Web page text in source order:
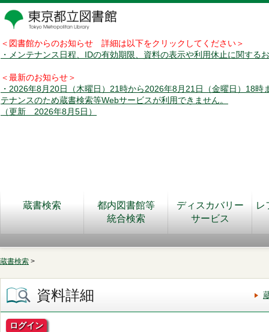
＜図書館からのお知らせ 詳細は以下をクリックしてください＞
・メンテナンス日程、IDの有効期限、資料の表示や利用休止に関する
＜最新のお知らせ＞
・2026年8月20日（木曜日）21時から2026年8月21日（金曜日）18時
テナンスのため蔵書検索等Webサービスが利用できません。
（更新 2026年8月5日）
蔵書検索
都内図書館等
統合検索
ディスカバリー
サービス
レ
蔵書検索 >
資料詳細
ログイン